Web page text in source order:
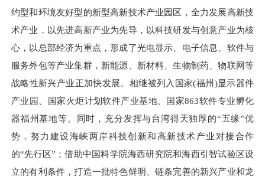
约型和环境友好型的新型高新技术产业园区，全力发展高新技
术产业，以先进高新产业为先导，以科技研发与创意产业为核
心，以总部经济为重点，形成了光电显示、电子信息、软件与
服务外包等产业集群，新能源、新材料、生物制药、物联网等
战略性新兴产业正加快发展。相继被列入国家(福州)显示器件
产业园、国家火炬计划软件产业基地、国家863软件专业孵化
器福州基地等。同时，充分发挥与台湾得天独厚的“五缘”优
势，努力建设海峡两岸科技创新和高新技术产业对接合作
的“先行区”；借助中国科学院海西研究院和海西引智试验区设
立的有利条件，打造一批特色鲜明、链条完善的新兴产业和龙